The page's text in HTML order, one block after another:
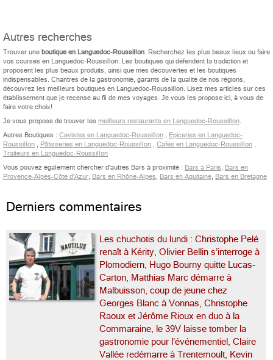
Autres recherches
Trouver une boutique en Languedoc-Roussillon. Recherchez les plus beaux lieux ou faire
vos courses en Languedoc-Roussillon. Les boutiques qui défendent la tradiction et
proposent les plus beaux produits, ainsi que mes découvertes et les boutiques
indispensables. Chantres de la gastronomie, garants de la qualité de nos régions,
découvrez les meilleurs boutiques en Languedoc-Roussillon. Lisez mes articles sur ces
établissement que je recense au fil de mes voyages. Je vous les propose ici, à vous de
faire votre choix!
Je vous propose de trouver les meilleurs restaurants en Languedoc-Roussillon.
Autres Boutiques : Cavistes en Languedoc-Roussillon , Epiceries en Languedoc-
Roussillon , Pâtisseries en Languedoc-Roussillon , Cafés en Languedoc-Roussillon ,
Traiteurs en Languedoc-Roussillon
Vous pouvez également chercher d'autres Bars à proximité : Bars à Paris, Bars en
Provence-Alpes-Côte d'Azur, Bars en Rhône-Alpes, Bars en Aquitaine, Bars en Bretagne
Derniers commentaires
Les chuchotis du lundi : Christophe Pelé
renaît à Kérity, Olivier Bellin s’interroge à
Plomodiern, Hugo Bourny quitte Lucas-
Carton, Matthias Marc démarre à
Malbuisson, coup de jeune chez
Georges Blanc à Vonnas, Christophe
Raoux et Jérôme Rioux en duo à la
Commaraine, le 39V laisse tomber la
gastronomie pour l’événementiel, Claire
Vallée redémarre à Trentemoult, Kevin